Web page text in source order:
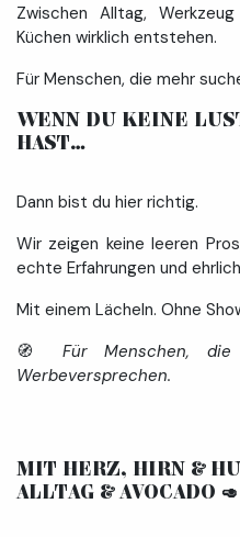
Zwischen Alltag,
Küchen wirklich entstehen.
Für Menschen, die mehr
WENN DU KEINE
HAST… ​
Dann bist du hier richtig.
Wir zeigen keine leeren
echte Erfahrungen und
Mit einem Lächeln. Ohne
🧭 Für Menschen,
Werbeversprechen.
MIT HERZ, HIRN &
ALLTAG & AVOCADO 🥑